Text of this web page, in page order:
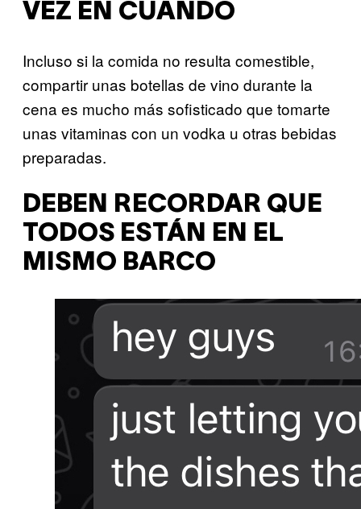
VEZ EN CUANDO
Incluso si la comida no resulta comestible,
compartir unas botellas de vino durante la
cena es mucho más sofisticado que tomarte
unas vitaminas con un vodka u otras bebidas
preparadas.
DEBEN RECORDAR QUE
TODOS ESTÁN EN EL
MISMO BARCO